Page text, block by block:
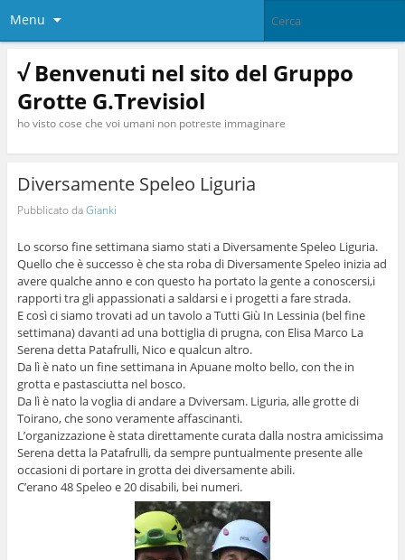
Menu
√ Benvenuti nel sito del Gruppo
Grotte G.Trevisiol
ho visto cose che voi umani non potreste immaginare
Diversamente Speleo Liguria
Pubblicato daGianki
Lo scorso fine settimana siamo stati a Diversamente Speleo Liguria.
Quello che è successo è che sta roba di Diversamente Speleo inizia ad
avere qualche anno e con questo ha portato la gente a conoscersi,i
rapporti tra gli appassionati a saldarsi e i progetti a fare strada.
E così ci siamo trovati ad un tavolo a Tutti Giù In Lessinia (bel fine
settimana) davanti ad una bottiglia di prugna, con Elisa Marco La
Serena detta Patafrulli, Nico e qualcun altro.
Da lì è nato un fine settimana in Apuane molto bello, con the in
grotta e pastasciutta nel bosco.
Da lì è nato la voglia di andare a Dviversam. Liguria, alle grotte di
Toirano, che sono veramente affascinanti.
L’organizzazione è stata direttamente curata dalla nostra amicissima
Serena detta la Patafrulli, da sempre puntualmente presente alle
occasioni di portare in grotta dei diversamente abili.
C’erano 48 Speleo e 20 disabili, bei numeri.